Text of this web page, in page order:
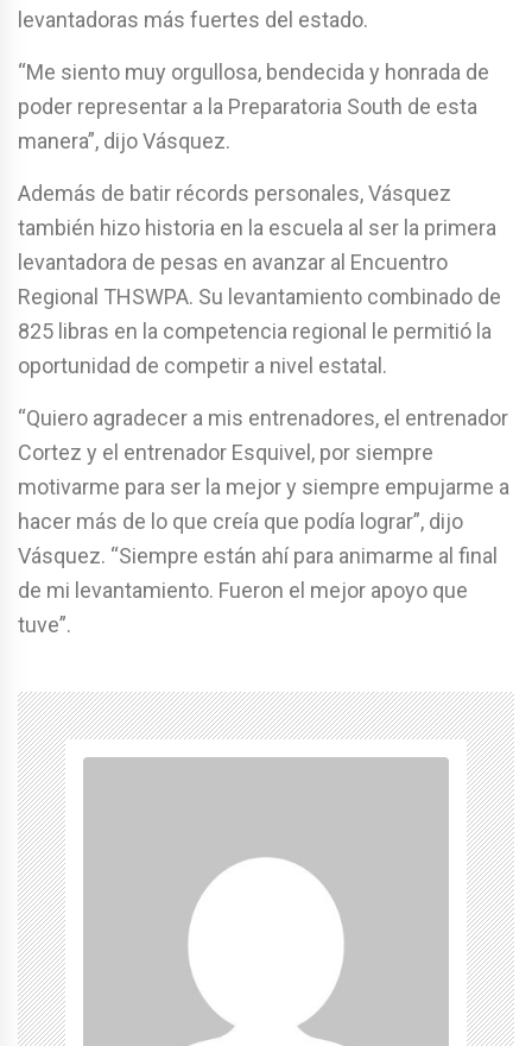
levantadoras más fuertes del estado.
“Me siento muy orgullosa, bendecida y honrada de
poder representar a la Preparatoria South de esta
manera”, dijo Vásquez.
Además de batir récords personales, Vásquez
también hizo historia en la escuela al ser la primera
levantadora de pesas en avanzar al Encuentro
Regional THSWPA. Su levantamiento combinado de
825 libras en la competencia regional le permitió la
oportunidad de competir a nivel estatal.
“Quiero agradecer a mis entrenadores, el entrenador
Cortez y el entrenador Esquivel, por siempre
motivarme para ser la mejor y siempre empujarme a
hacer más de lo que creía que podía lograr”, dijo
Vásquez. “Siempre están ahí para animarme al final
de mi levantamiento. Fueron el mejor apoyo que
tuve”.